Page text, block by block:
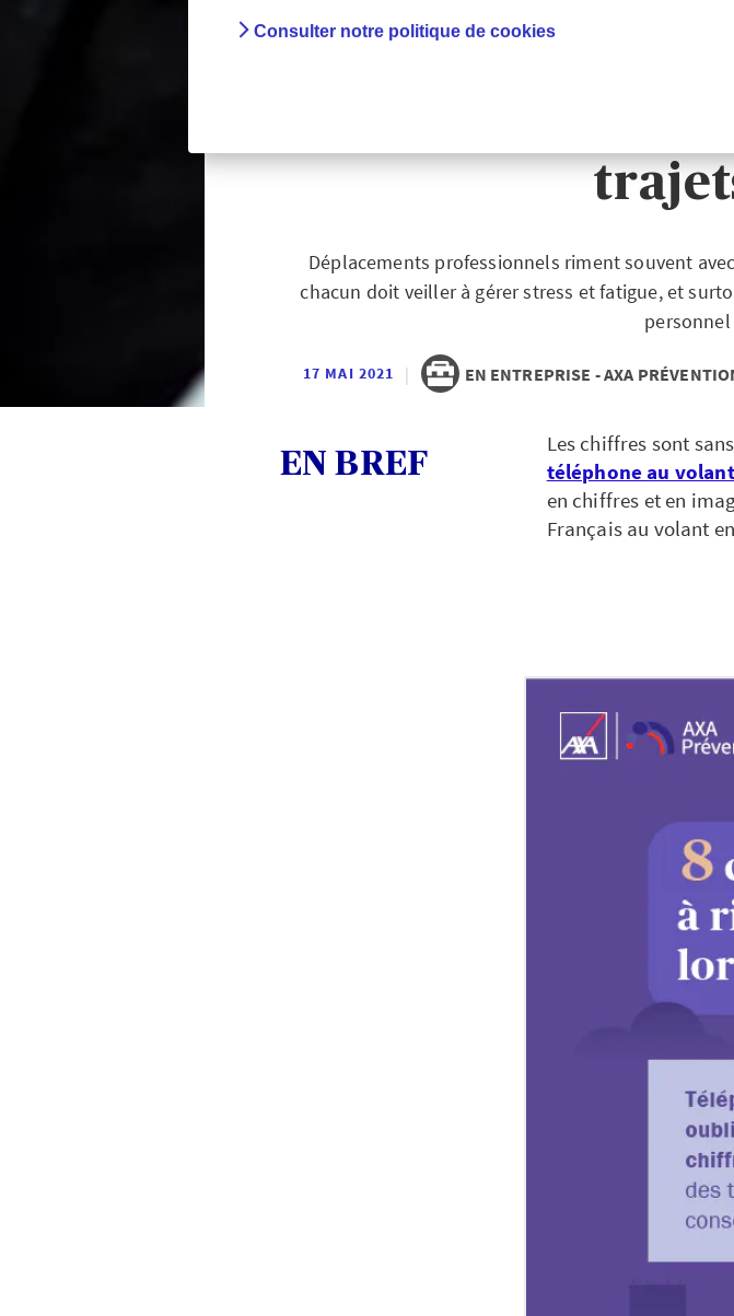
Infographie :
comportements
Déplacements professionnels riment souvent
chacun doit veiller à gérer stress et fatigue, et
17 MAI 2021 | EN ENTREPRISE - AXA
EN BREF
Les chiffres sont
téléphone au
en chiffres et en
Français au volant
Consulter notre politique de cookies